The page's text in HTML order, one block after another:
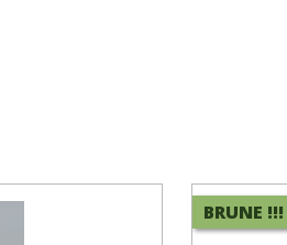
BRUNE !!!